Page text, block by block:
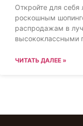
Откройте для
роскошным
распродажам в
высококлассными
ЧИТАТЬ ДАЛЕЕ »